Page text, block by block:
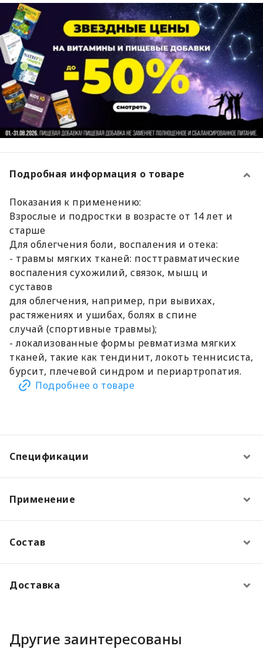
Подробная информация о товаре
Показания к применению:
Взрослые и подростки в возрасте от 14 лет и
старше
Для облегчения боли, воспаления и отека:
- травмы мягких тканей: посттравматические
воспаления сухожилий, связок, мышц и
суставов
для облегчения, например, при вывихах,
растяжениях и ушибах, болях в спине
случай (спортивные травмы);
- локализованные формы ревматизма мягких
тканей, такие как тендинит, локоть теннисиста,
бурсит, плечевой синдром и периартропатия.
Подробнее о товаре
Спецификации
Применение
Состав
Доставка
Другие заинтересованы